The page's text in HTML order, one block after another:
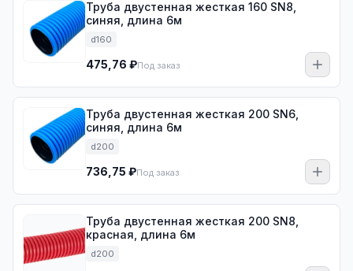
Труба двустенная жесткая 160 SN8,
синяя, длина 6м
d160
475,76 ₽Под заказ
Труба двустенная жесткая 200 SN6,
синяя, длина 6м
d200
736,75 ₽Под заказ
Труба двустенная жесткая 200 SN8,
красная, длина 6м
d200